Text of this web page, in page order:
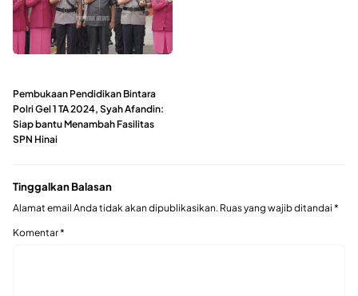
Pembukaan Pendidikan Bintara
Polri Gel 1 TA 2024, Syah Afandin:
Siap bantu Menambah Fasilitas
SPN Hinai
Tinggalkan Balasan
Alamat email Anda tidak akan dipublikasikan. Ruas yang wajib ditandai *
Komentar*